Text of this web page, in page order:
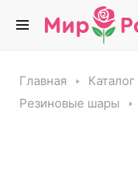
Главная Каталог
Резиновые шары